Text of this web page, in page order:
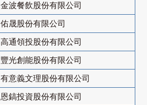
金波餐飲股份有限公司
佑晟股份有限公司
高通領投股份有限公司
豐光創能股份有限公司
有意義文理股份有限公司
恩鎬投資股份有限公司